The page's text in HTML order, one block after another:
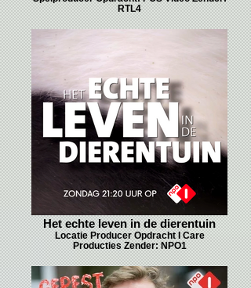
RTL4
Het echte leven in de dierentuin
Locatie Producer Opdracht I Care
Producties Zender: NPO1